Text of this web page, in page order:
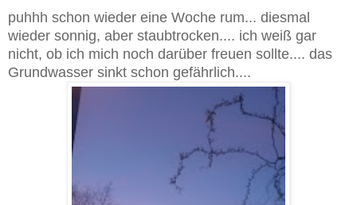
puhhh schon wieder eine Woche rum... diesmal
wieder sonnig, aber staubtrocken.... ich weiß gar
nicht, ob ich mich noch darüber freuen sollte.... das
Grundwasser sinkt schon gefährlich....